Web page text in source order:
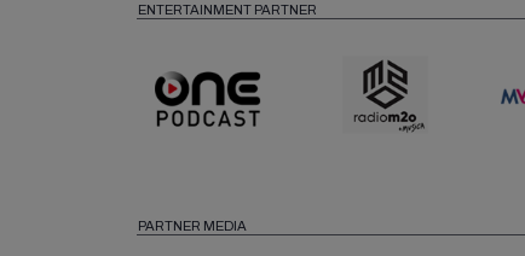
ENTERTAINMENT PARTNER
PARTNER MEDIA